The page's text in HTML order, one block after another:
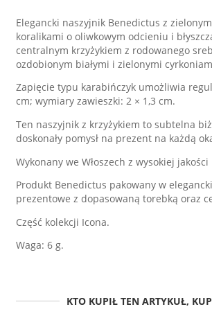
Elegancki naszyjnik Benedictus z
koralikami o oliwkowym odcieniu i
centralnym krzyżykiem z rodowanego
ozdobionym białymi i zielonymi
Zapięcie typu karabińczyk umożliwia
cm; wymiary zawieszki: 2 × 1,3 cm.
Ten naszyjnik z krzyżykiem to subtelna
doskonały pomysł na prezent na każdą
Wykonany we Włoszech z wysokiej jakości
Produkt Benedictus pakowany w
prezentowe z dopasowaną torebką oraz
Część kolekcji Icona.
Waga: 6 g.
KTO KUPIŁ TEN ARTYKUŁ,